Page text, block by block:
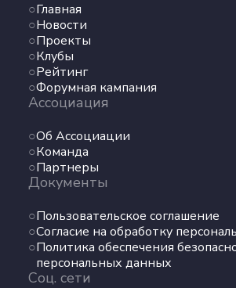
Главная
Новости
Проекты
Клубы
Рейтинг
Форумная кампания
Ассоциация
Об Ассоциации
Команда
Партнеры
Документы
Пользовательское соглашение
Согласие на обработку
Политика обеспечения
персональных данных
Соц. сети